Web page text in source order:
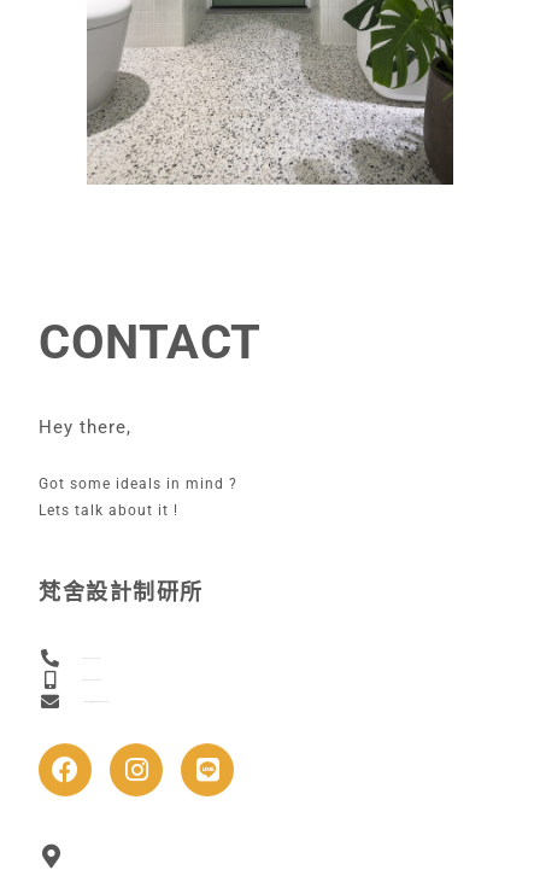
CONTACT
Hey there,
Got some ideals in mind ?
Lets talk about it !
梵舍設計制研所